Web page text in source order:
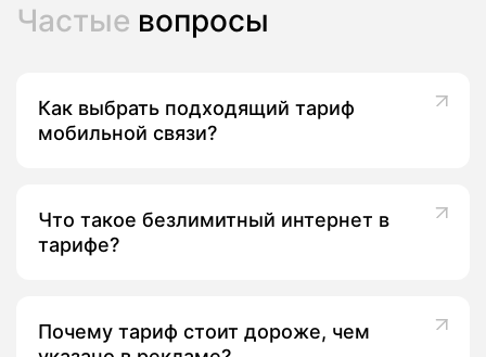
Частые вопросы
Как выбрать подходящий тариф
мобильной связи?
Что такое безлимитный интернет в
тарифе?
Почему тариф стоит дороже, чем